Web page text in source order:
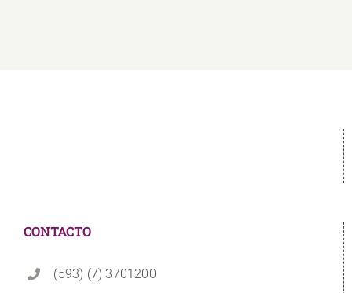
CONTACTO
(593) (7) 3701200